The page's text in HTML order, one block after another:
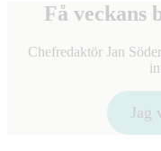
Få veckans
Chefredaktör Jan
Jag